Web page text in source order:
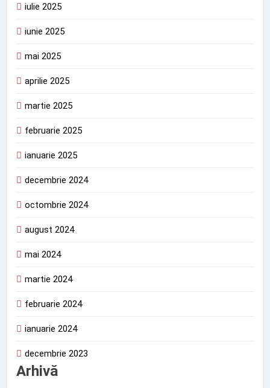
iulie 2025
iunie 2025
mai 2025
aprilie 2025
martie 2025
februarie 2025
ianuarie 2025
decembrie 2024
octombrie 2024
august 2024
mai 2024
martie 2024
februarie 2024
ianuarie 2024
decembrie 2023
Arhivă